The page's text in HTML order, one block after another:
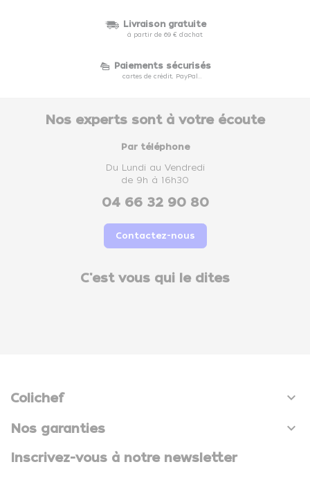
Livraison gratuite
à partir de 69 € d'achat
Paiements sécurisés
cartes de crédit, PayPal...
Nos experts sont à votre écoute
Par téléphone
Du Lundi au Vendredi
de 9h à 16h30
04 66 32 90 80
Contactez-nous
C'est vous qui le dites
Colichef 
Nos garanties 
Inscrivez-vous à notre newsletter